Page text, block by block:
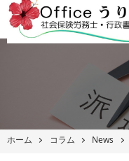
ホーム コラム News